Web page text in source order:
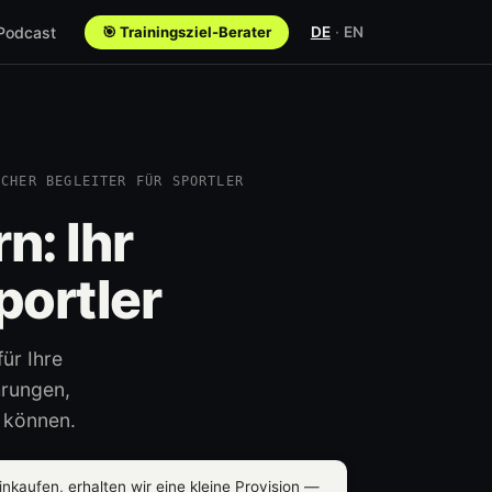
🎯 Trainingsziel-Berater DE · EN
BEGLEITER FÜR SPORTLER
Ihr
Ihre
erhalten wir eine kleine Provision —